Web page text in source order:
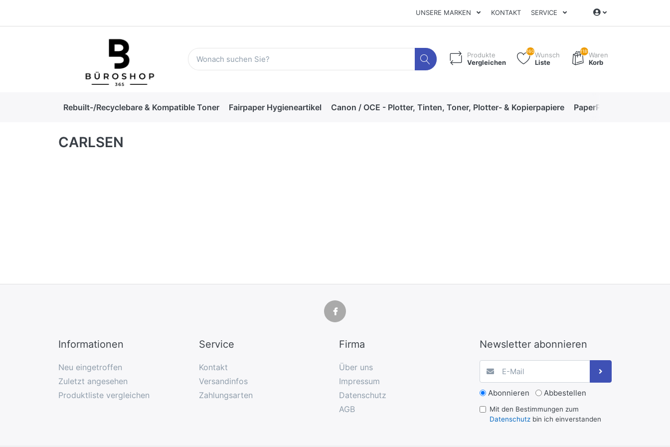
UNSERE MARKEN KONTAKT SERVICE
Produkte
Vergleichen
160Wunsch
Liste
1189Waren
Korb
Rebuilt-/Recyclebare & Kompatible Toner Fairpaper Hygieneartikel Canon / OCE - Plotter, Tinten, Toner, Plotter- & Kopierpapiere PaperPro High-
CARLSEN
Informationen
Neu eingetroffen
Zuletzt angesehen
Produktliste vergleichen
Service
Kontakt
Versandinfos
Zahlungsarten
Firma
Über uns
Impressum
Datenschutz
AGB
Newsletter abonnieren
Abonnieren Abbestellen
Mit den Bestimmungen zum
Datenschutzbin ich einverstanden